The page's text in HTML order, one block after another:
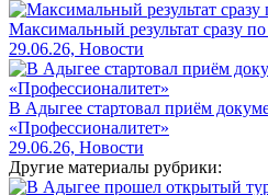
Максимальный результат сразу
29.06.26, Новости
В Адыгее стартовал приём
«Профессионалитет»
29.06.26, Новости
Другие материалы рубрики: